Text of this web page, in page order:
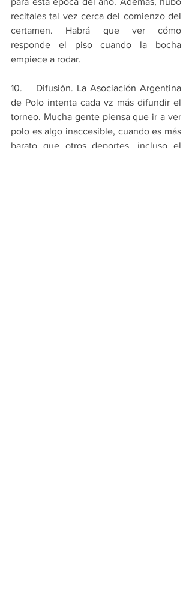
recitales tal vez cerca del comienzo del
certamen. Habrá que ver cómo
responde el piso cuando la bocha
empiece a rodar.
10.    Difusión. La Asociación Argentina
de Polo intenta cada vz más difundir el
torneo. Mucha gente piensa que ir a ver
polo es algo inaccesible, cuando es más
barato que otros deportes, incluso el